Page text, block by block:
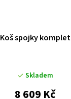
Koš spojky komplet
Skladem
8 609 Kč